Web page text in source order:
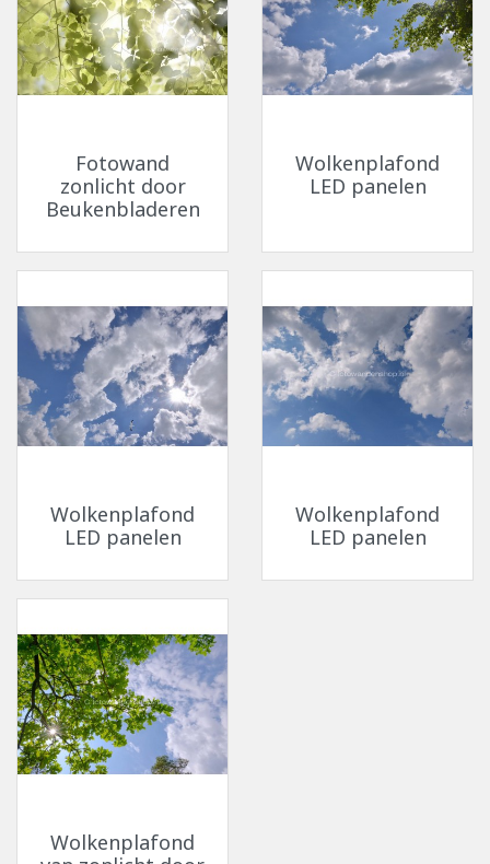
Fotowand
zonlicht door
Beukenbladeren
Wolkenplafond
LED panelen
Wolkenplafond
LED panelen
Wolkenplafond
LED panelen
Wolkenplafond